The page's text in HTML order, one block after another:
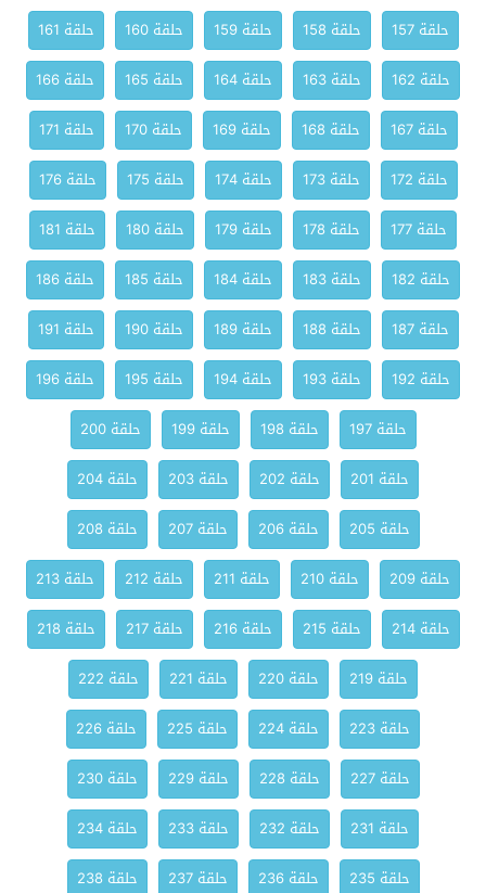
حلقة 157 حلقة 158 حلقة 159 حلقة 160
حلقة 161
حلقة 162
حلقة 163 حلقة 164 حلقة 165
حلقة 166
حلقة 167
حلقة 168 حلقة 169 حلقة 170
حلقة 171
حلقة 172
حلقة 173 حلقة 174 حلقة 175
حلقة 176
حلقة 177
حلقة 178 حلقة 179 حلقة 180
حلقة 181
حلقة 182
حلقة 183 حلقة 184 حلقة 185
حلقة 186
حلقة 187
حلقة 188 حلقة 189 حلقة 190
حلقة 191
حلقة 192
حلقة 193 حلقة 194 حلقة 195
حلقة 196
حلقة 197
حلقة 198 حلقة 199
حلقة 200
حلقة 201
حلقة 202 حلقة 203
حلقة 204
حلقة 205
حلقة 206 حلقة 207
حلقة 208
حلقة 209
حلقة 210 حلقة 211 حلقة 212
حلقة 213
حلقة 214
حلقة 215 حلقة 216 حلقة 217
حلقة 218
حلقة 219
حلقة 220 حلقة 221
حلقة 222
حلقة 223
حلقة 224 حلقة 225
حلقة 226
حلقة 227
حلقة 228 حلقة 229
حلقة 230
حلقة 231
حلقة 232 حلقة 233
حلقة 234
حلقة 235
حلقة 236 حلقة 237
حلقة 238